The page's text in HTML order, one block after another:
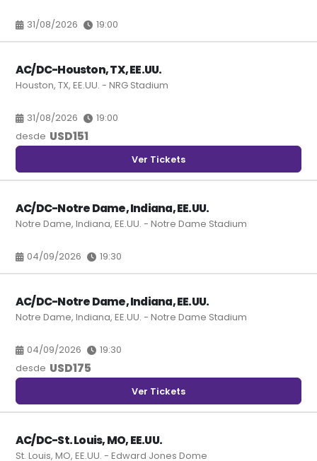
31/08/2026 19:00
AC/DC-Houston, TX, EE.UU.
Houston, TX, EE.UU. - NRG Stadium
31/08/2026
19:00
desde USD151
Ver Tickets
AC/DC-Notre Dame, Indiana, EE.UU.
Notre Dame, Indiana, EE.UU. - Notre Dame Stadium
04/09/2026 19:30
AC/DC-Notre Dame, Indiana, EE.UU.
Notre Dame, Indiana, EE.UU. - Notre Dame Stadium
04/09/2026
19:30
desde USD175
Ver Tickets
AC/DC-St. Louis, MO, EE.UU.
St. Louis, MO, EE.UU. - Edward Jones Dome